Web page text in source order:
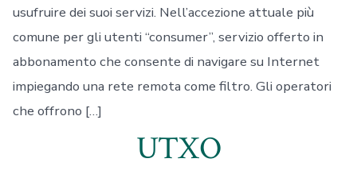
usufruire dei suoi servizi. Nell’accezione attuale più
comune per gli utenti “consumer”, servizio offerto in
abbonamento che consente di navigare su Internet
impiegando una rete remota come filtro. Gli operatori
che offrono […]
UTXO